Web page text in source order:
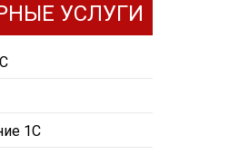
УСЛУГИ
1С